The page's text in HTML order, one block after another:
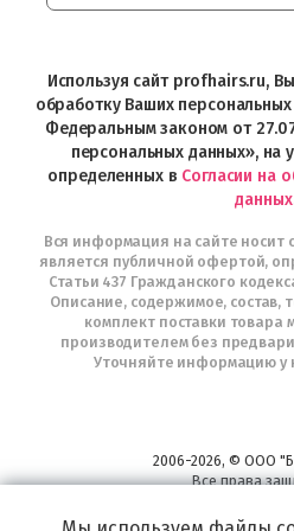
Используя сайт profhairs.ru,
обработку Ваших
Федеральным законом от
персональных данных», на
определенных в Согласии на
данных
Вся информация на сайте носит
является публичной офертой,
Статьи 437 Гражданского
Описание, содержимое, состав,
комплект поставки товара
производителем без
Уточняйте информацию у
2006-2026, © ООО
Все права